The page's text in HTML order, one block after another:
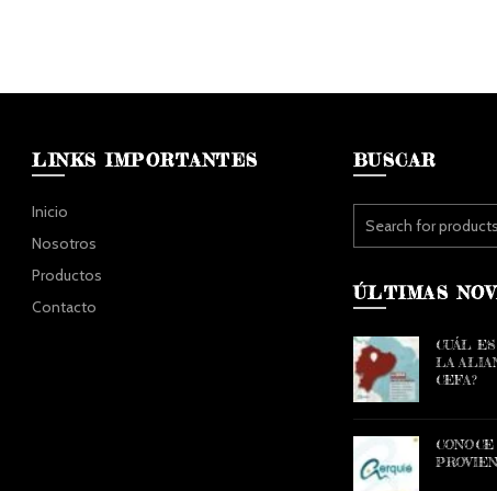
LINKS IMPORTANTES
Inicio
Nosotros
Productos
Contacto
BUSCAR
Search for:
ÚLTIMAS
CUÁL
LA
CEFA?